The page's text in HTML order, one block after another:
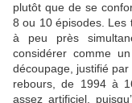
plutôt que de se
8 ou 10 épisodes. Les
à peu près
considérer comme
découpage, justifié
rebours, de 1994 à
assez artificiel,